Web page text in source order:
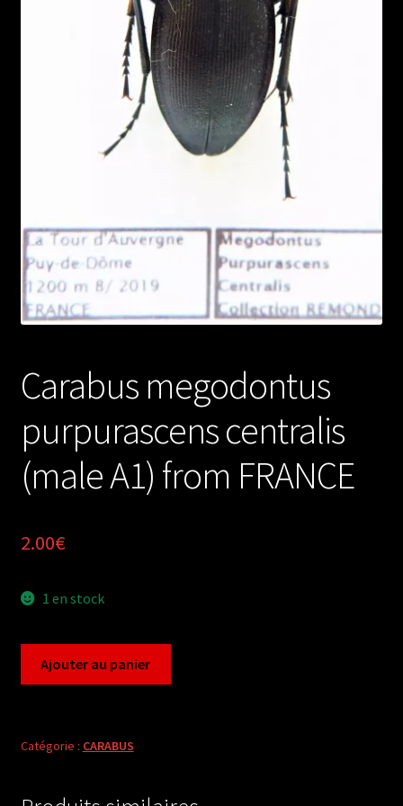
Carabus megodontus
purpurascens centralis
(male A1) from FRANCE
2.00€
1 en stock
purpurascens
Ajouter au panier
Catégorie : CARABUS